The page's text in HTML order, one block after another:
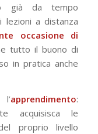
già da tempo
lezioni a distanza
occasione di
tutto il buono di
in pratica anche
apprendimento:
acquisisca le
proprio livello